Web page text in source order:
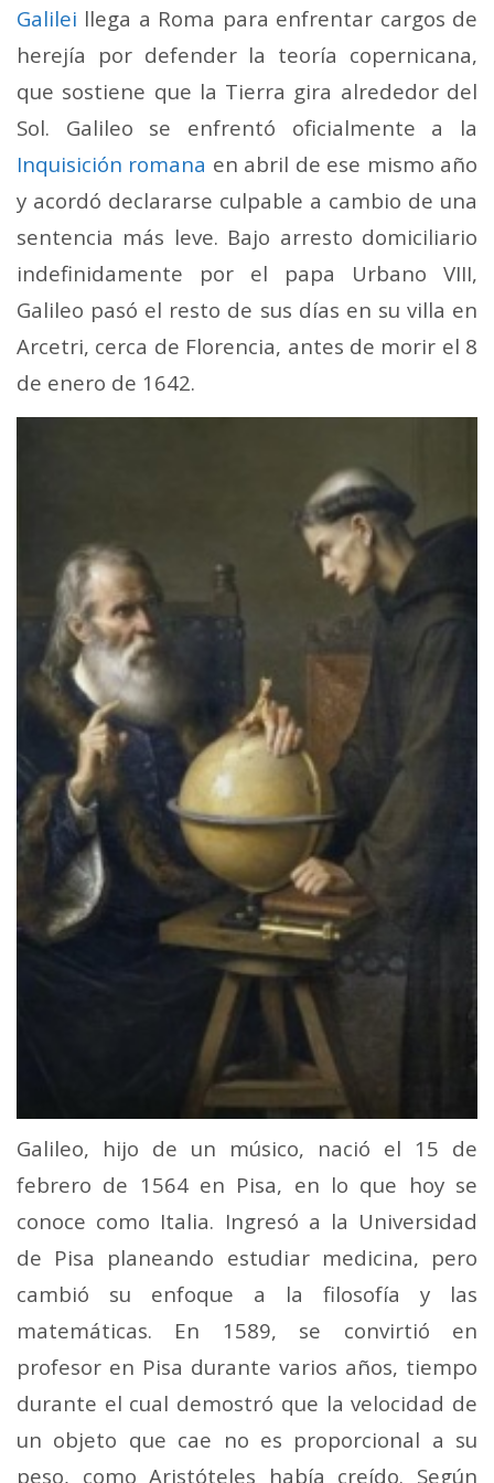
Galilei llega a Roma para enfrentar cargos de
herejía por defender la teoría copernicana,
que sostiene que la Tierra gira alrededor del
Sol. Galileo se enfrentó oficialmente a la
Inquisición romana en abril de ese mismo año
y acordó declararse culpable a cambio de una
sentencia más leve. Bajo arresto domiciliario
indefinidamente por el papa Urbano VIII,
Galileo pasó el resto de sus días en su villa en
Arcetri, cerca de Florencia, antes de morir el 8
de enero de 1642.
Galileo, hijo de un músico, nació el 15 de
febrero de 1564 en Pisa, en lo que hoy se
conoce como Italia. Ingresó a la Universidad
de Pisa planeando estudiar medicina, pero
cambió su enfoque a la filosofía y las
matemáticas. En 1589, se convirtió en
profesor en Pisa durante varios años, tiempo
durante el cual demostró que la velocidad de
un objeto que cae no es proporcional a su
peso, como Aristóteles había creído. Según